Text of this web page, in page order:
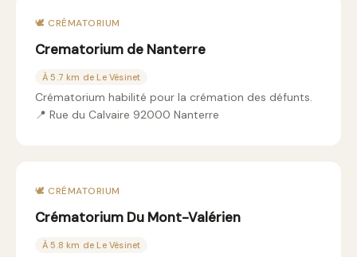
🕊️ CRÉMATORIUM
Crematorium de Nanterre
À 5.7 km de Le Vésinet
Crématorium habilité pour la crémation des défunts.
📍 Rue du Calvaire 92000 Nanterre
🕊️ CRÉMATORIUM
Crématorium Du Mont-Valérien
À 5.8 km de Le Vésinet